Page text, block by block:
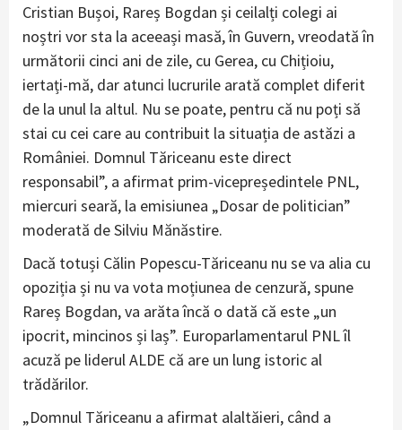
Cristian Bușoi, Rareș Bogdan și ceilalți colegi ai
noștri vor sta la aceeași masă, în Guvern, vreodată în
următorii cinci ani de zile, cu Gerea, cu Chițioiu,
iertați-mă, dar atunci lucrurile arată complet diferit
de la unul la altul. Nu se poate, pentru că nu poți să
stai cu cei care au contribuit la situația de astăzi a
României. Domnul Tăriceanu este direct
responsabil”, a afirmat prim-vicepreședintele PNL,
miercuri seară, la emisiunea „Dosar de politician”
moderată de Silviu Mănăstire.
Dacă totuși Călin Popescu-Tăriceanu nu se va alia cu
opoziția și nu va vota moțiunea de cenzură, spune
Rareș Bogdan, va arăta încă o dată că este „un
ipocrit, mincinos și laș”. Europarlamentarul PNL îl
acuză pe liderul ALDE că are un lung istoric al
trădărilor.
„Domnul Tăriceanu a afirmat alaltăieri, când a